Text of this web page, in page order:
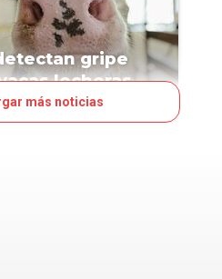
gripe
lecheras
más noticias